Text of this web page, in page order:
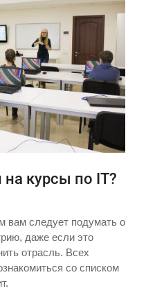
курсы по IT?
вам следует подумать о
даже если это
отрасль. Всех
со списком